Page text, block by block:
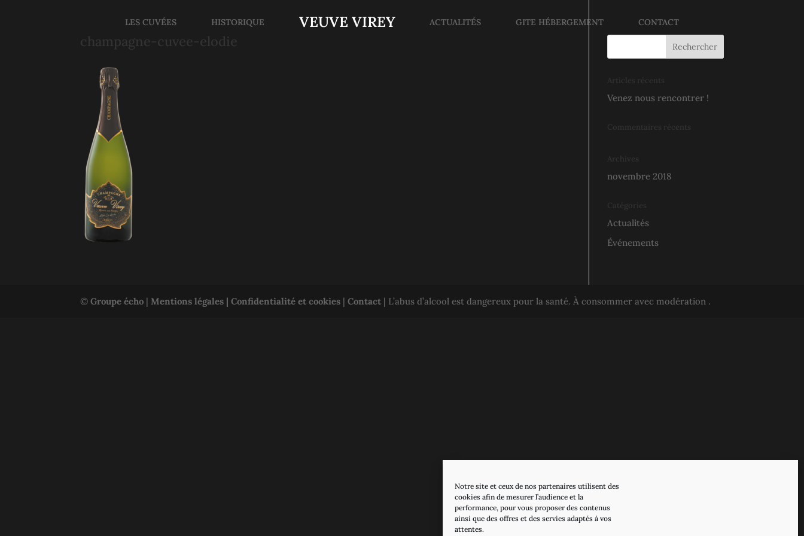
Notre site et ceux de nos partenaires utilisent des
cookies afin de mesurer l’audience et la
performance, pour vous proposer des contenus
ainsi que des offres et des servies adaptés à vos
attentes.
LES CUVÉES HISTORIQUE VEUVE VIREY ACTUALITÉS GITE HÉBERGEMENT CONTACT
champagne-cuvee-elodie
Articles récents
Venez nous rencontrer !
Commentaires récents
Archives
novembre 2018
Catégories
Actualités
Événements
©Groupe écho | Mentions légales |Confidentialité et cookies |Contact | L’abus d’alcool est dangereux pour la santé. À consommer avec modération .